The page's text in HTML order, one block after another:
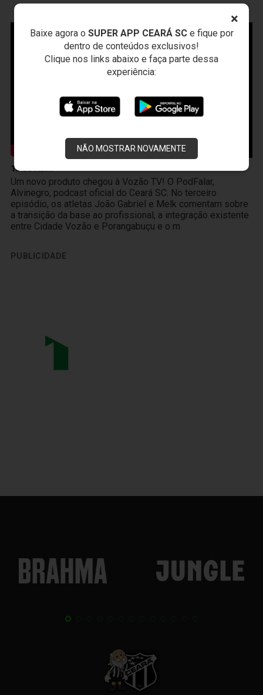
×
Baixe agora o SUPER APP CEARÁ SCe fique por
dentro de conteúdos exclusivos!
Clique nos links abaixo e faça parte dessa
experiência:
NÃO MOSTRAR NOVAMENTE
10 de Abril
Um novo produto chegou à Vozão TV! O PodFalar,
Alvinegro, podcast oficial do Ceará SC. No terceiro
episódio, os atletas João Gabriel e Melk comentam sobre
a transição da base ao profissional, a integração existente
entre Cidade Vozão e Porangabuçu e o m
PUBLICIDADE